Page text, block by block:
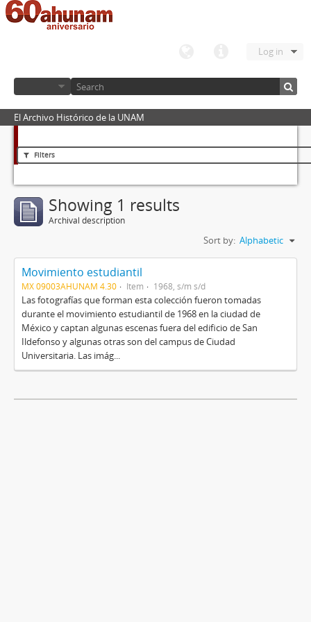
Log in
El Archivo Histórico de la UNAM
Filters
Showing 1 results
Archival description
Sort by: Alphabetic
Movimiento estudiantil
MX 09003AHUNAM 4.30 Item 1968, s/m s/d
Las fotografías que forman esta colección fueron tomadas
durante el movimiento estudiantil de 1968 en la ciudad de
México y captan algunas escenas fuera del edificio de San
Ildefonso y algunas otras son del campus de Ciudad
Universitaria. Las imág...